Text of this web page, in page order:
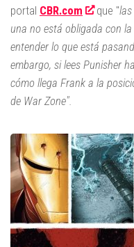
portal CBR.com que "
una no está obligada con
entender lo que está
embargo, si lees Punisher
cómo llega Frank a la
de War Zone".